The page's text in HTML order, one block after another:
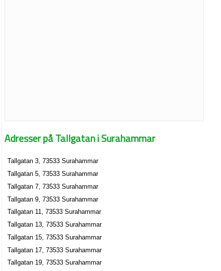
Adresser på Tallgatan i Surahammar
Tallgatan 3, 73533 Surahammar
Tallgatan 5, 73533 Surahammar
Tallgatan 7, 73533 Surahammar
Tallgatan 9, 73533 Surahammar
Tallgatan 11, 73533 Surahammar
Tallgatan 13, 73533 Surahammar
Tallgatan 15, 73533 Surahammar
Tallgatan 17, 73533 Surahammar
Tallgatan 19, 73533 Surahammar